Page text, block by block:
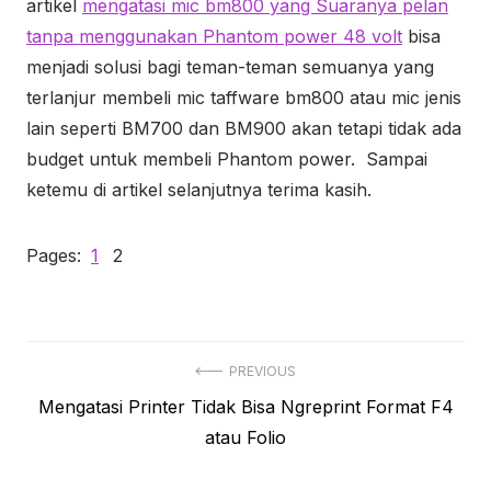
artikel mengatasi mic bm800 yang Suaranya pelan
tanpa menggunakan Phantom power 48 volt bisa
menjadi solusi bagi teman-teman semuanya yang
terlanjur membeli mic taffware bm800 atau mic jenis
lain seperti BM700 dan BM900 akan tetapi tidak ada
budget untuk membeli Phantom power. Sampai
ketemu di artikel selanjutnya terima kasih.
Pages: 1 2
pos
PREVIOUS
Previous
Mengatasi Printer Tidak Bisa Ngreprint Format F4
atau Folio